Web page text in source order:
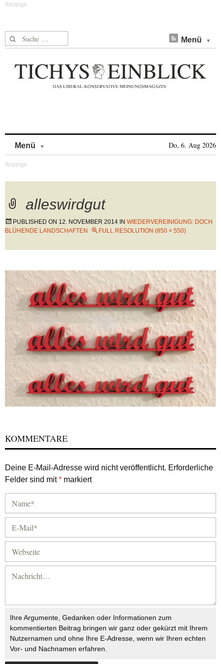
Suche nach: Menü
Menü Do, 6. Aug 2026
alleswirdgut
PUBLISHED ON 12. NOVEMBER 2014 IN WIEDERVEREINIGUNG: DOCH
BLÜHENDE LANDSCHAFTEN
FULL RESOLUTION (850 × 550)
KOMMENTARE
Deine E-Mail-Adresse wird nicht veröffentlicht. Erforderliche
Felder sind mit* markiert
Ihre Argumente, Gedanken oder Informationen zum
kommentierten Beitrag bringen wir ganz oder gekürzt mit Ihrem
Nutzernamen und ohne Ihre E-Adresse, wenn wir Ihren echten
Vor- und Nachnamen erfahren.